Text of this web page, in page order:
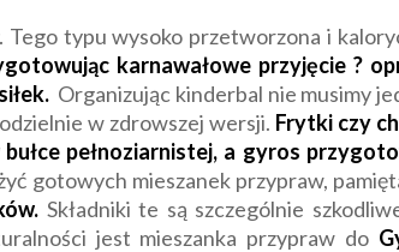
Tego typu wysoko przetworzona i
karnawałowe przyjęcie ?
Organizując kinderbal nie musimy
w zdrowszej wersji. Frytki czy
pełnoziarnistej, a gyros
gotowych mieszanek przypraw,
Składniki te są szczególnie
jest mieszanka przypraw do